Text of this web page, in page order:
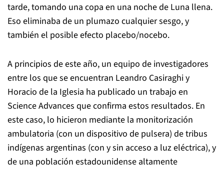
tarde, tomando una copa en una noche de Luna llena.
Eso eliminaba de un plumazo cualquier sesgo, y
también el posible efecto placebo/nocebo.
A principios de este año, un equipo de investigadores
entre los que se encuentran Leandro Casiraghi y
Horacio de la Iglesia ha publicado un trabajo en
Science Advances que confirma estos resultados. En
este caso, lo hicieron mediante la monitorización
ambulatoria (con un dispositivo de pulsera) de tribus
indígenas argentinas (con y sin acceso a luz eléctrica), y
de una población estadounidense altamente